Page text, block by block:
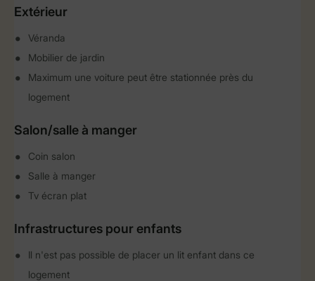
Extérieur
Véranda
Mobilier de jardin
Maximum une voiture peut être stationnée près du
logement
Salon/salle à manger
Coin salon
Salle à manger
Tv écran plat
Infrastructures pour enfants
Il n'est pas possible de placer un lit enfant dans ce
logement